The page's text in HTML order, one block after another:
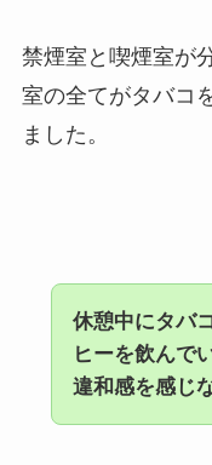
禁煙室と喫煙室が
室の全てがタバコ
ました。
休憩中にタバ
ヒーを飲んで
違和感を感じ